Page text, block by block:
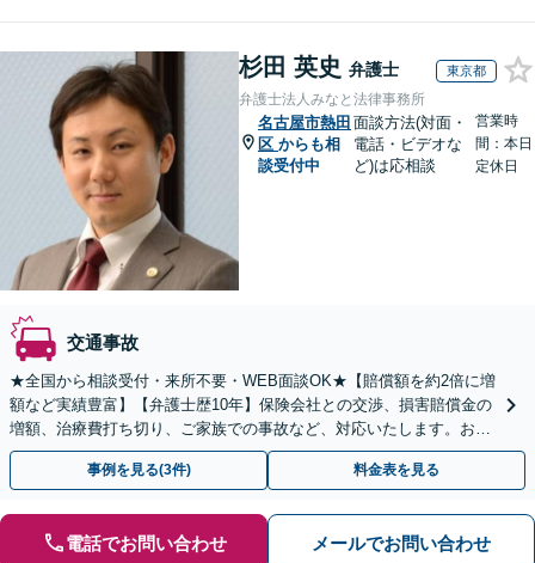
杉田 英史 弁護士 東京都
弁護士法人みなと法律事務所
名古屋市熱田
区 からも相
談受付中
面談方法(対面・
電話・ビデオな
ど)は応相談
営業時
間：本日
定休日
交通事故
★全国から相談受付・来所不要・WEB面談OK★【賠償額を約2倍に増
額など実績豊富】【弁護士歴10年】保険会社との交渉、損害賠償金の
増額、治療費打ち切り、ご家族での事故など、対応いたします。お早
めにご相談ください【初回相談・着手金無料】
事例を見る(3件) 料金表を見る
電話でお問い合わせ メールでお問い合わせ